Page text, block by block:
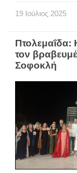
19 Ιούλιος 2025
Πτολεμαΐδα:
τον
Σοφοκλή